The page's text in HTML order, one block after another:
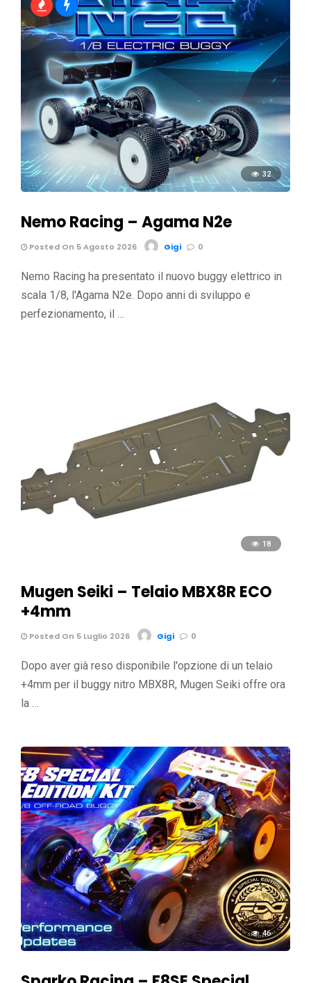
32
Nemo Racing – Agama N2e
Posted On 5 Agosto 2026 Gigi 0
Nemo Racing ha presentato il nuovo buggy elettrico in
scala 1/8, l'Agama N2e. Dopo anni di sviluppo e
perfezionamento, il …
18
Mugen Seiki – Telaio MBX8R ECO
+4mm
Posted On 5 Luglio 2026 Gigi 0
Dopo aver già reso disponibile l'opzione di un telaio
+4mm per il buggy nitro MBX8R, Mugen Seiki offre ora
la …
46